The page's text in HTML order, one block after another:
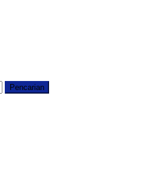
Pencarian